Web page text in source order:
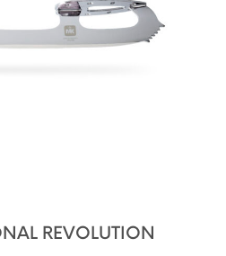
Ostalo
REVOLUTION